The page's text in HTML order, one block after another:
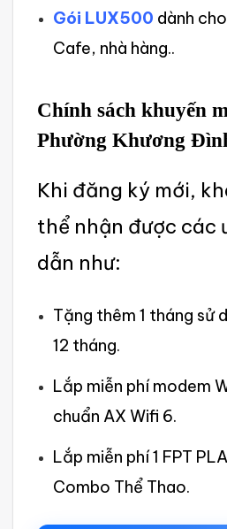
Gói LUX500 dành
Cafe, nhà hàng..
Chính sách khuy‌ến
Phường Khương
Khi đăng ký mới,
thể nhận được các
dẫn như:‌
Tặng thêm 1 tháng sử
12 tháng.
Lắp miễn phí modem
chuẩn AX Wifi 6.
Lắp miễn phí 1 FPT
Combo Thể Thao.